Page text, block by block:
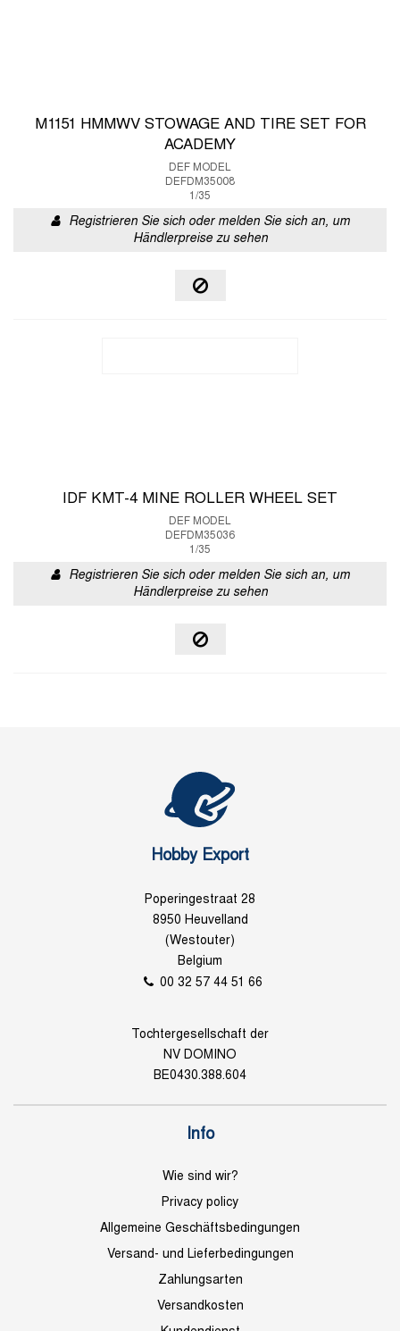
M1151 HMMWV STOWAGE AND TIRE SET FOR
ACADEMY
DEF MODEL
DEFDM35008
1/35
Registrieren Sie sich oder melden Sie sich an, um
Händlerpreise zu sehen
IDF KMT-4 MINE ROLLER WHEEL SET
DEF MODEL
DEFDM35036
1/35
Registrieren Sie sich oder melden Sie sich an, um
Händlerpreise zu sehen
Hobby Export
Poperingestraat 28
8950 Heuvelland
(Westouter)
Belgium
00 32 57 44 51 66
Tochtergesellschaft der
NV DOMINO
BE0430.388.604
Info
Wie sind wir?
Privacy policy
Allgemeine Geschäftsbedingungen
Versand- und Lieferbedingungen
Zahlungsarten
Versandkosten